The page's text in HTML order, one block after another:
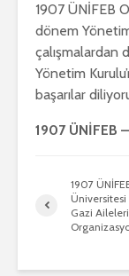
1907 ÜNİFEB
dönem Yönetim
çalışmalardan
Yönetim
başarılar
1907 ÜNİFEB
1907
Gazi